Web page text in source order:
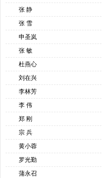
张 静
张 雪
申圣岚
张 敏
杜燕心
刘在兴
李林芳
李 伟
郑 刚
宗 兵
黄小蓉
罗光勤
蒲永召